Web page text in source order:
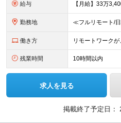
給与
勤務地
働き方 リモートワークが
残業時間 10時間以内
求人を見る
掲載終了予定日：